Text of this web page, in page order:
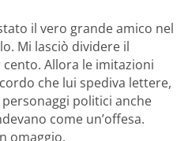
il vero grande amico nel
Mi lasciò dividere il
Allora le imitazioni
che lui spediva lettere,
politici anche
come un’offesa.
omaggio.